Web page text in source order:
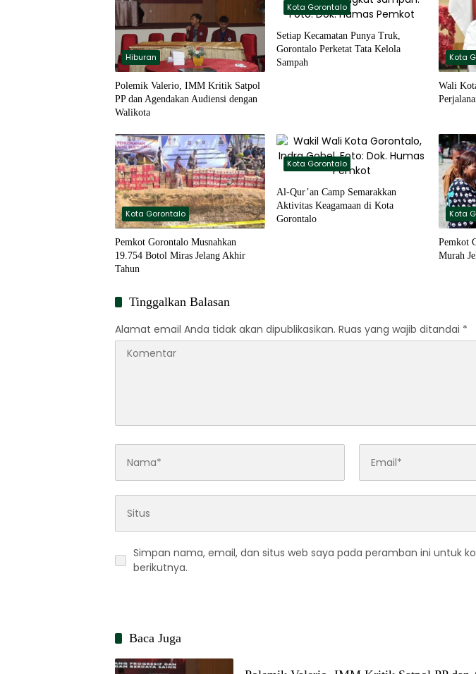
Hiburan
Polemik Valerio, IMM Kritik Satpol
PP dan Agendakan Audiensi dengan
Walikota
Kota Gorontalo
Setiap Kecamatan Punya Truk,
Gorontalo Perketat Tata Kelola
Sampah
Kota
Wali
Kota Gorontalo
Pemkot Gorontalo Musnahkan
19.754 Botol Miras Jelang Akhir
Tahun
Kota Gorontalo
Al-Qur’an Camp Semarakkan
Aktivitas Keagamaan di Kota
Gorontalo
Kota
Pemkot
Murah
Tinggalkan Balasan
Alamat email Anda tidak akan dipublikasikan. Ruas yang wajib ditandai *
Simpan nama, email, dan situs web saya pada peramban ini untuk
berikutnya.
Baca Juga